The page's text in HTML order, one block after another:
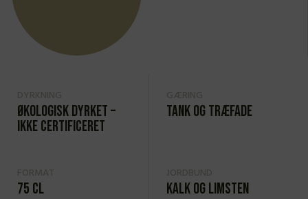
Økologisk dyrket –
ikke certificeret
Tank og træfade
75 cl Kalk og limsten